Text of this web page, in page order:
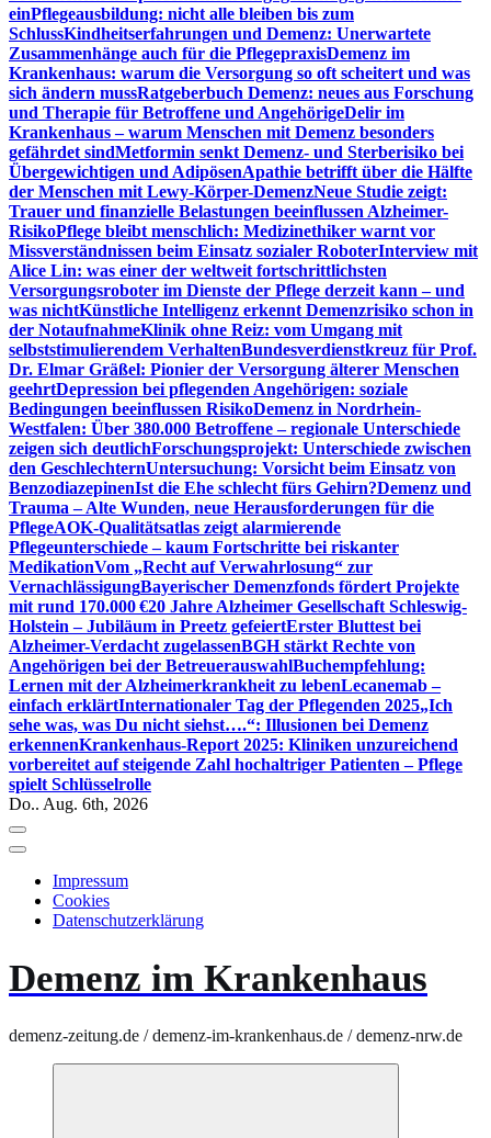
einPflegeausbildung: nicht alle bleiben bis zum
SchlussKindheitserfahrungen und Demenz: Unerwartete
Zusammenhänge auch für die PflegepraxisDemenz im
Krankenhaus: warum die Versorgung so oft scheitert und was
sich ändern mussRatgeberbuch Demenz: neues aus Forschung
und Therapie für Betroffene und AngehörigeDelir im
Krankenhaus – warum Menschen mit Demenz besonders
gefährdet sindMetformin senkt Demenz- und Sterberisiko bei
Übergewichtigen und AdipösenApathie betrifft über die Hälfte
der Menschen mit Lewy-Körper-DemenzNeue Studie zeigt:
Trauer und finanzielle Belastungen beeinflussen Alzheimer-
RisikoPflege bleibt menschlich: Medizinethiker warnt vor
Missverständnissen beim Einsatz sozialer RoboterInterview mit
Alice Lin: was einer der weltweit fortschrittlichsten
Versorgungsroboter im Dienste der Pflege derzeit kann – und
was nichtKünstliche Intelligenz erkennt Demenzrisiko schon in
der NotaufnahmeKlinik ohne Reiz: vom Umgang mit
selbststimulierendem VerhaltenBundesverdienstkreuz für Prof.
Dr. Elmar Gräßel: Pionier der Versorgung älterer Menschen
geehrtDepression bei pflegenden Angehörigen: soziale
Bedingungen beeinflussen RisikoDemenz in Nordrhein-
Westfalen: Über 380.000 Betroffene – regionale Unterschiede
zeigen sich deutlichForschungsprojekt: Unterschiede zwischen
den GeschlechternUntersuchung: Vorsicht beim Einsatz von
BenzodiazepinenIst die Ehe schlecht fürs Gehirn?Demenz und
Trauma – Alte Wunden, neue Herausforderungen für die
PflegeAOK-Qualitätsatlas zeigt alarmierende
Pflegeunterschiede – kaum Fortschritte bei riskanter
MedikationVom „Recht auf Verwahrlosung“ zur
VernachlässigungBayerischer Demenzfonds fördert Projekte
mit rund 170.000 €20 Jahre Alzheimer Gesellschaft Schleswig-
Holstein – Jubiläum in Preetz gefeiertErster Bluttest bei
Alzheimer-Verdacht zugelassenBGH stärkt Rechte von
Angehörigen bei der BetreuerauswahlBuchempfehlung:
Lernen mit der Alzheimerkrankheit zu lebenLecanemab –
einfach erklärtInternationaler Tag der Pflegenden 2025„Ich
sehe was, was Du nicht siehst….“: Illusionen bei Demenz
erkennenKrankenhaus-Report 2025: Kliniken unzureichend
vorbereitet auf steigende Zahl hochaltriger Patienten – Pflege
spielt Schlüsselrolle
Do.. Aug. 6th, 2026
Impressum
Cookies
Datenschutzerklärung
Demenz im Krankenhaus
demenz-zeitung.de / demenz-im-krankenhaus.de / demenz-nrw.de